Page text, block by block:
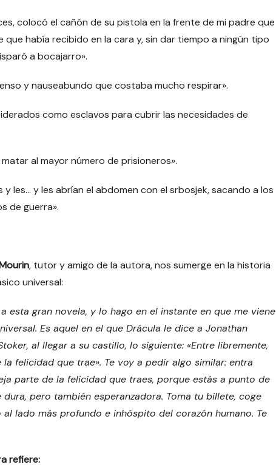
colocó el cañón de su pistola en la frente de mi padre que
había recibido en la cara y, sin dar tiempo a ningún tipo
a bocajarro».
y nauseabundo que costaba mucho respirar».
como esclavos para cubrir las necesidades de
al mayor número de prisioneros».
les… y les abrían el abdomen con el srbosjek, sacando a los
de guerra».
, tutor y amigo de la autora, nos sumerge en la historia
universal:
esta gran novela, y lo hago en el instante en que me viene
Es aquel en el que Drácula le dice a Jonathan
al llegar a su castillo, lo siguiente: «Entre libremente,
felicidad que trae». Te voy a pedir algo similar: entra
parte de la felicidad que traes, porque estás a punto de
pero también esperanzadora. Toma tu billete, coge
lado más profundo e inhóspito del corazón humano. Te
refiere: